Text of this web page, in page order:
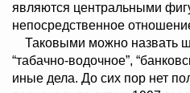
являются центральными
непосредственное
Таковыми можно назвать
“табачно-водочное”,
иные дела. До сих пор нет